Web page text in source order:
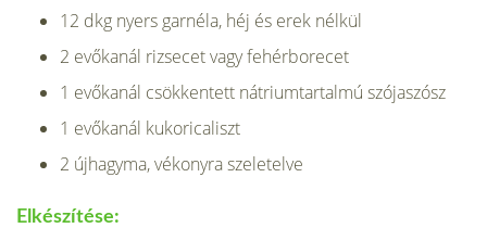
12 dkg nyers garnéla, héj és erek nélkül
2 evőkanál rizsecet vagy fehérborecet
1 evőkanál csökkentett nátriumtartalmú szója­szósz
1 evőkanál kukoricaliszt
2 újhagyma, vékonyra szeletelve
Elkészítése: